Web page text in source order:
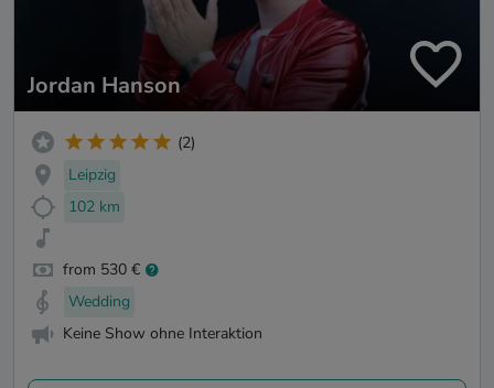
Jordan Hanson
(2)
Leipzig
102 km
from 530 €
Wedding
Keine Show ohne Interaktion